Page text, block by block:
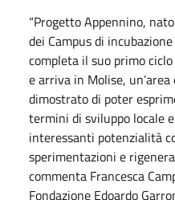
“Progetto Appennino,
dei Campus di
completa il suo primo
e arriva in Molise,
dimostrato di poter
termini di sviluppo locale
interessanti potenzialità
sperimentazioni e
commenta Francesca
Fondazione Edoardo